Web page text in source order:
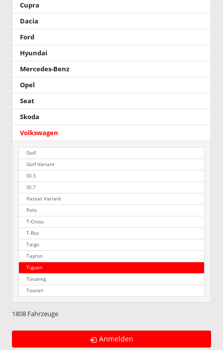
Cupra
Dacia
Ford
Hyundai
Mercedes-Benz
Opel
Seat
Skoda
Volkswagen
Golf
Golf Variant
ID.3
ID.7
Passat Variant
Polo
T-Cross
T-Roc
Taigo
Tayron
Tiguan
Touareg
Touran
1808 Fahrzeuge
Anmelden